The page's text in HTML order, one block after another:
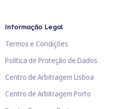
Informação Legal
Termos e Condições
Política de Proteção de Dados
Centro de Arbitragem Lisboa
Centro de Arbitragem Porto